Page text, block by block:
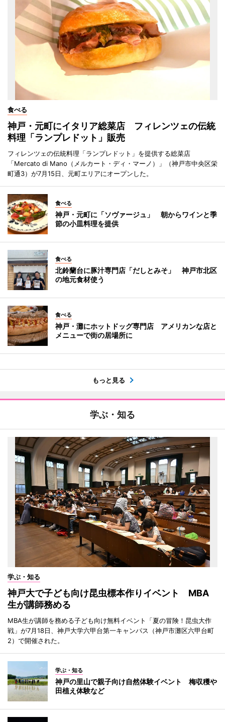
食べる
神戸・元町にイタリア総菜店 フィレンツェの伝統
料理「ランプレドット」販売
フィレンツェの伝統料理「ランプレドット」を提供する総菜店
「Mercato di Mano（メルカート・ディ・マーノ）」（神戸市中央区栄
町通3）が7月15日、元町エリアにオープンした。
食べる
神戸・元町に「ソヴァージュ」 朝からワインと季
節の小皿料理を提供
食べる
北鈴蘭台に豚汁専門店「だしとみそ」 神戸市北区
の地元食材使う
食べる
神戸・灘にホットドッグ専門店 アメリカンな店と
メニューで街の居場所に
もっと見る
学ぶ・知る
学ぶ・知る
神戸大で子ども向け昆虫標本作りイベント MBA
生が講師務める
MBA生が講師を務める子ども向け無料イベント「夏の冒険！昆虫大作
戦」が7月18日、神戸大学六甲台第一キャンパス（神戸市灘区六甲台町
2）で開催された。
学ぶ・知る
神戸の里山で親子向け自然体験イベント 梅収穫や
田植え体験など